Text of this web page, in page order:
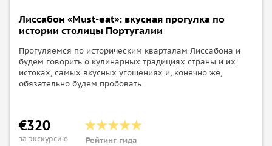
Лиссабон «Must-eat»: вкусная прогулка по
истории столицы Португалии
Прогуляемся по историческим кварталам Лиссабона и
будем говорить о кулинарных традициях страны и их
истоках, самых вкусных угощениях и, конечно же,
обязательно будем пробовать
€320
за экскурсию Рейтинг гида